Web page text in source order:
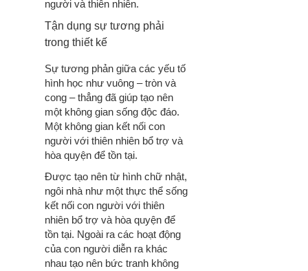
người và thiên nhiên.
Tận dụng sự tương phải
trong thiết kế
Sự tương phản giữa các yếu tố
hình học như vuông – tròn và
cong – thẳng đã giúp tạo nên
một không gian sống độc đáo.
Một không gian kết nối con
người với thiên nhiên bổ trợ và
hòa quyện để tồn tại.
Được tạo nên từ hình chữ nhật,
ngôi nhà như một thực thể sống
kết nối con người với thiên
nhiên bổ trợ và hòa quyện để
tồn tại. Ngoài ra các hoạt động
của con người diễn ra khác
nhau tạo nên bức tranh không